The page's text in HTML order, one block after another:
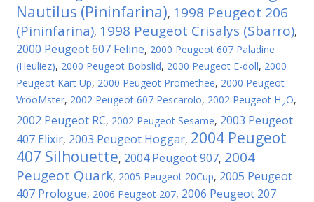
Nautilus (Pininfarina), 1998 Peugeot 206
(Pininfarina), 1998 Peugeot Crisalys (Sbarro),
2000 Peugeot 607 Feline, 2000 Peugeot 607 Paladine
(Heuliez), 2000 Peugeot Bobslid, 2000 Peugeot E-doll, 2000
Peugeot Kart Up, 2000 Peugeot Promethee, 2000 Peugeot
VrooMster, 2002 Peugeot 607 Pescarolo, 2002 Peugeot H2O,
2002 Peugeot RC, 2002 Peugeot Sesame, 2003 Peugeot
407 Elixir, 2003 Peugeot Hoggar, 2004 Peugeot
407 Silhouette, 2004 Peugeot 907, 2004
Peugeot Quark, 2005 Peugeot 20Cup, 2005 Peugeot
407 Prologue, 2006 Peugeot 207, 2006 Peugeot 207